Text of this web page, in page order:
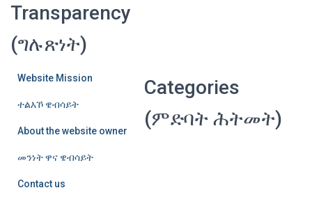
Transparency
(ግሉጽነት)
Website Mission
ተልእኾ ዌብሳይት
About the website owner
መንነት ዋና ዌብሳይት
Contact us
Categories
(ምድባት ሕትመት)